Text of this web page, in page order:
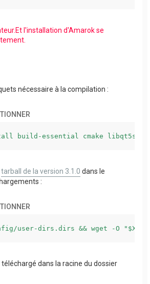
l'installation d'Amarok se
nécessaire à la compilation :
build-essential cmake
tarball de la version 3.1.0 dans le
:
user-dirs.dirs && wget -O
dans la racine du dossier